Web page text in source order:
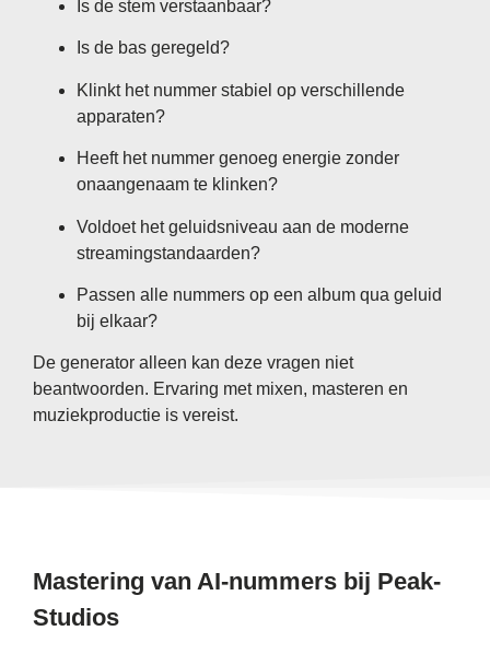
Is de stem verstaanbaar?
Is de bas geregeld?
Klinkt het nummer stabiel op verschillende
apparaten?
Heeft het nummer genoeg energie zonder
onaangenaam te klinken?
Voldoet het geluidsniveau aan de moderne
streamingstandaarden?
Passen alle nummers op een album qua geluid
bij elkaar?
De generator alleen kan deze vragen niet
beantwoorden. Ervaring met mixen, masteren en
muziekproductie is vereist.
Mastering van AI-nummers bij Peak-
Studios